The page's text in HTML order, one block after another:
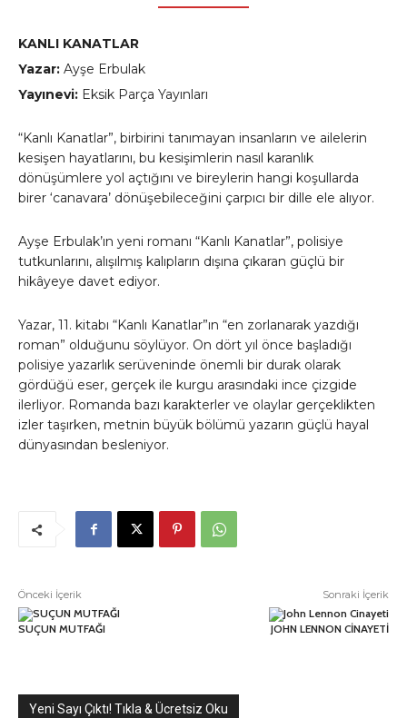
KANLI KANATLAR
Yazar: Ayşe Erbulak
Yayınevi: Eksik Parça Yayınları
“Kanlı Kanatlar”, birbirini tanımayan insanların ve ailelerin
kesişen hayatlarını, bu kesişimlerin nasıl karanlık
dönüşümlere yol açtığını ve bireylerin hangi koşullarda
birer ‘canavara’ dönüşebileceğini çarpıcı bir dille ele alıyor.
Ayşe Erbulak’ın yeni romanı “Kanlı Kanatlar”, polisiye
tutkunlarını, alışılmış kalıpların dışına çıkaran güçlü bir
hikâyeye davet ediyor.
Yazar, 11. kitabı “Kanlı Kanatlar”ın “en zorlanarak yazdığı
roman” olduğunu söylüyor. On dört yıl önce başladığı
polisiye yazarlık serüveninde önemli bir durak olarak
gördüğü eser, gerçek ile kurgu arasındaki ince çizgide
ilerliyor. Romanda bazı karakterler ve olaylar gerçeklikten
izler taşırken, metnin büyük bölümü yazarın güçlü hayal
dünyasından besleniyor.
Önceki İçerik
SUÇUN MUTFAĞI
Sonraki İçerik
JOHN LENNON CİNAYETİ
Yeni Sayı Çıktı! Tıkla & Ücretsiz Oku